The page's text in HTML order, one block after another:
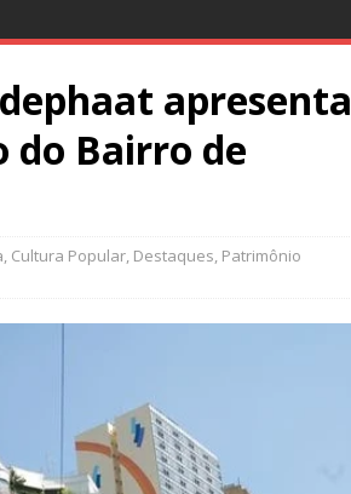
apresenta
do Bairro de
, Cultura Popular, Destaques, Patrimônio